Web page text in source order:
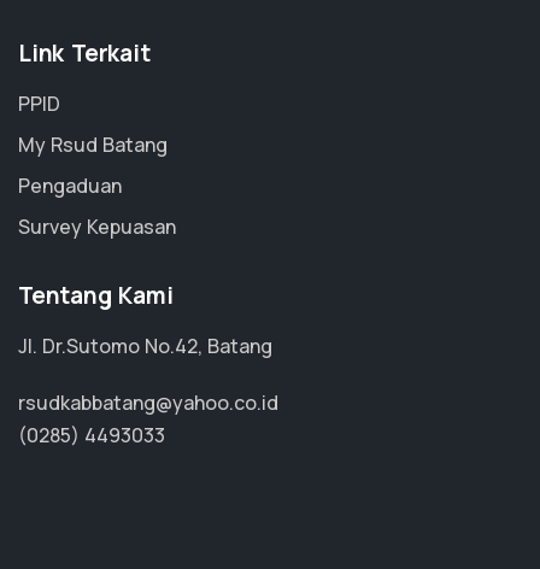
Link Terkait
PPID
My Rsud Batang
Pengaduan
Survey Kepuasan
Tentang Kami
Jl. Dr.Sutomo No.42, Batang
rsudkabbatang@yahoo.co.id
(0285) 4493033